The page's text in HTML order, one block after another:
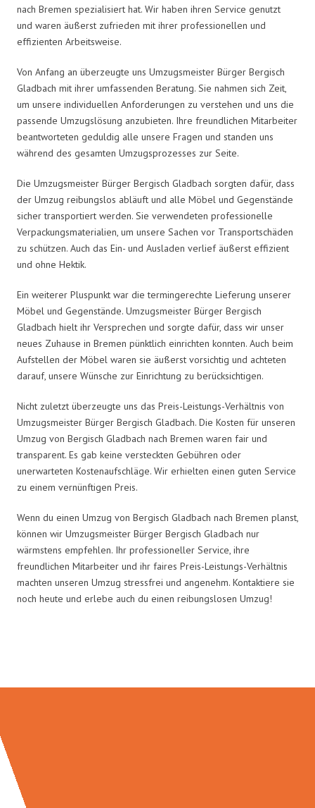
nach Bremen spezialisiert hat. Wir haben ihren Service genutzt
und waren äußerst zufrieden mit ihrer professionellen und
effizienten Arbeitsweise.
Von Anfang an überzeugte uns Umzugsmeister Bürger Bergisch
Gladbach mit ihrer umfassenden Beratung. Sie nahmen sich Zeit,
um unsere individuellen Anforderungen zu verstehen und uns die
passende Umzugslösung anzubieten. Ihre freundlichen Mitarbeiter
beantworteten geduldig alle unsere Fragen und standen uns
während des gesamten Umzugsprozesses zur Seite.
Die Umzugsmeister Bürger Bergisch Gladbach sorgten dafür, dass
der Umzug reibungslos abläuft und alle Möbel und Gegenstände
sicher transportiert werden. Sie verwendeten professionelle
Verpackungsmaterialien, um unsere Sachen vor Transportschäden
zu schützen. Auch das Ein- und Ausladen verlief äußerst effizient
und ohne Hektik.
Ein weiterer Pluspunkt war die termingerechte Lieferung unserer
Möbel und Gegenstände. Umzugsmeister Bürger Bergisch
Gladbach hielt ihr Versprechen und sorgte dafür, dass wir unser
neues Zuhause in Bremen pünktlich einrichten konnten. Auch beim
Aufstellen der Möbel waren sie äußerst vorsichtig und achteten
darauf, unsere Wünsche zur Einrichtung zu berücksichtigen.
Nicht zuletzt überzeugte uns das Preis-Leistungs-Verhältnis von
Umzugsmeister Bürger Bergisch Gladbach. Die Kosten für unseren
Umzug von Bergisch Gladbach nach Bremen waren fair und
transparent. Es gab keine versteckten Gebühren oder
unerwarteten Kostenaufschläge. Wir erhielten einen guten Service
zu einem vernünftigen Preis.
Wenn du einen Umzug von Bergisch Gladbach nach Bremen planst,
können wir Umzugsmeister Bürger Bergisch Gladbach nur
wärmstens empfehlen. Ihr professioneller Service, ihre
freundlichen Mitarbeiter und ihr faires Preis-Leistungs-Verhältnis
machten unseren Umzug stressfrei und angenehm. Kontaktiere sie
noch heute und erlebe auch du einen reibungslosen Umzug!